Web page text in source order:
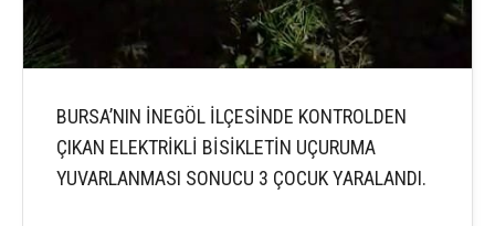
BURSA’NIN İNEGÖL İLÇESİNDE KONTROLDEN
ÇIKAN ELEKTRİKLİ BİSİKLETİN UÇURUMA
YUVARLANMASI SONUCU 3 ÇOCUK YARALANDI.